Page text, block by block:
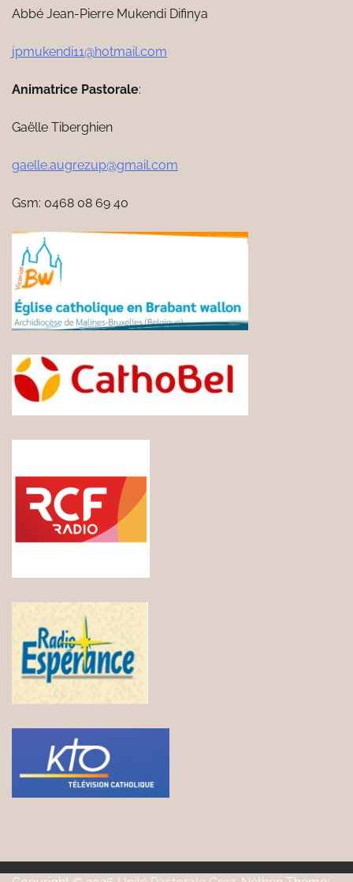
Abbé Jean-Pierre Mukendi Difinya
jpmukendi11@hotmail.com
Animatrice Pastorale:
Gaëlle Tiberghien
gaelle.augrezup@gmail.com
Gsm: 0468 08 69 40